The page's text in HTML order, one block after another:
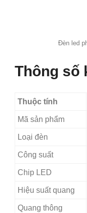
Đèn led
Thông số
Thuộc tính
Mã sản phẩm
Loại đèn
Công suất
Chip LED
Hiệu suất quang
Quang thông